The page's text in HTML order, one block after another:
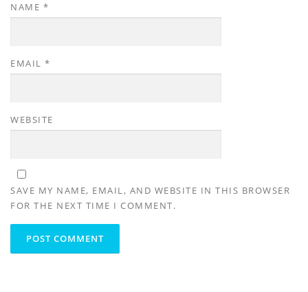
NAME *
EMAIL *
WEBSITE
SAVE MY NAME, EMAIL, AND WEBSITE IN THIS BROWSER
FOR THE NEXT TIME I COMMENT.